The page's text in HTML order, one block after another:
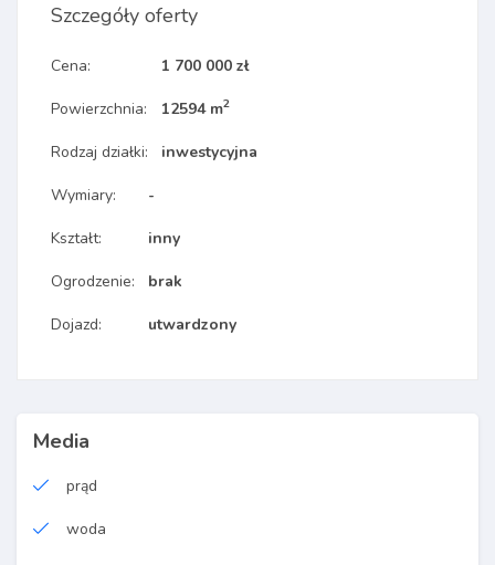
Szczegóły oferty
Cena:
Powierzchnia:
Rodzaj działki:
1 700 000 zł
12594 m2
inwestycyjna
Wymiary:
Kształt:
Ogrodzenie:
Dojazd:
-
inny
brak
utwardzony
Media
prąd
woda